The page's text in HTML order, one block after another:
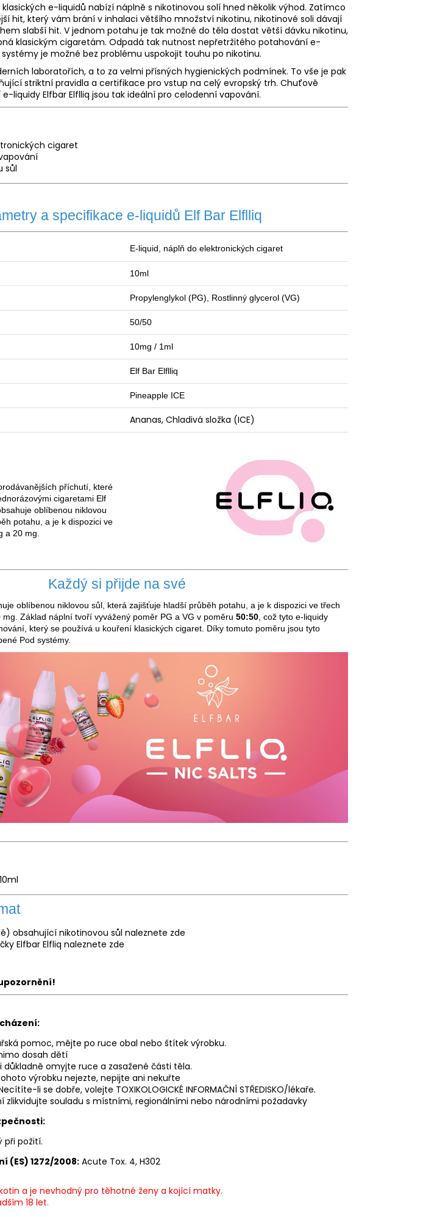
e-liquidů nabízí náplně s nikotinovou solí hned několik výhod. Zatímco
hit, který vám brání v inhalaci většího množství nikotinu, nikotinové soli dávají
slabší hit. V jednom potahu je tak možné do těla dostat větší dávku nikotinu,
klasickým cigaretám. Odpadá tak nutnost nepřetržitého potahování e-
je možné bez problému uspokojit touhu po nikotinu.
laboratořích, a to za velmi přísných hygienických podmínek. To vše je pak
striktní pravidla a certifikace pro vstup na celý evropský trh. Chuťově
liquidy Elfbar Elflliq jsou tak ideální pro celodenní vapování.
cigaret
sůl
a specifikace e-liquidů Elf Bar Elflliq
E-liquid, náplň do elektronických cigaret
10ml
Propylenglykol (PG), Rostlinný glycerol (VG)
50/50
10mg / 1ml
Elf Bar Elflliq
Pineapple ICE
Ananas, Chladivá složka (ICE)
příchutí, které
cigaretami Elf
oblíbenou niklovou
potahu, a je k dispozici ve
a 20 mg.
Každý si přijde na své
oblíbenou niklovou sůl, která zajišťuje hladší průběh potahu, a je k dispozici ve třech
Základ náplní tvoří vyvážený poměr PG a VG v poměru 50:50 , což tyto e-liquidy
který se používá u kouření klasických cigaret. Díky tomuto poměru jsou tyto
Pod systémy.
obsahující nikotinovou sůl naleznete zde
Elfbar Elfliq naleznete zde
pomoc, mějte po ruce obal nebo štítek výrobku.
dosah dětí
důkladně omyjte ruce a zasažené části těla.
výrobku nejezte, nepijte ani nekuřte
Necítíte-li se dobře, volejte TOXIKOLOGICKÉ INFORMAČNÍ STŘEDISKO/lékaře.
zlikvidujte souladu s místními, regionálními nebo národními požadavky
při požití.
(ES) 1272/2008:Acute Tox. 4, H302
a je nevhodný pro těhotné ženy a kojící matky.
18 let.